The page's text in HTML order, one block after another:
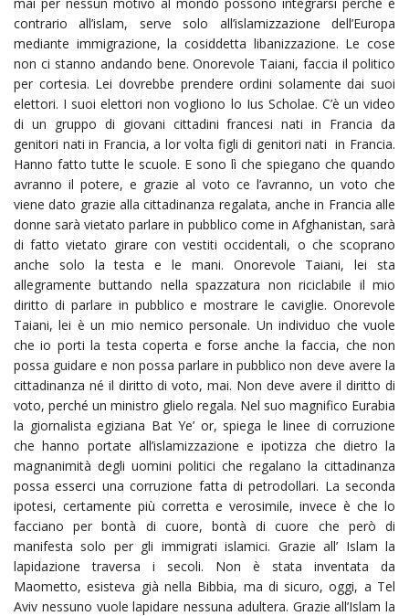
contrario all’islam, serve solo all’islamizzazione dell’Europa
mediante immigrazione, la cosiddetta libanizzazione. Le cose
non ci stanno andando bene. Onorevole Taiani, faccia il politico
per cortesia. Lei dovrebbe prendere ordini solamente dai suoi
elettori. I suoi elettori non vogliono lo Ius Scholae. C’è un video
di un gruppo di giovani cittadini francesi nati in Francia da
genitori nati in Francia, a lor volta figli di genitori nati in Francia.
Hanno fatto tutte le scuole. E sono lì che spiegano che quando
avranno il potere, e grazie al voto ce l’avranno, un voto che
viene dato grazie alla cittadinanza regalata, anche in Francia alle
donne sarà vietato parlare in pubblico come in Afghanistan, sarà
di fatto vietato girare con vestiti occidentali, o che scoprano
anche solo la testa e le mani. Onorevole Taiani, lei sta
allegramente buttando nella spazzatura non riciclabile il mio
diritto di parlare in pubblico e mostrare le caviglie. Onorevole
Taiani, lei è un mio nemico personale. Un individuo che vuole
che io porti la testa coperta e forse anche la faccia, che non
possa guidare e non possa parlare in pubblico non deve avere la
cittadinanza né il diritto di voto, mai. Non deve avere il diritto di
voto, perché un ministro glielo regala. Nel suo magnifico Eurabia
la giornalista egiziana Bat Ye’ or, spiega le linee di corruzione
che hanno portate all’islamizzazione e ipotizza che dietro la
magnanimità degli uomini politici che regalano la cittadinanza
possa esserci una corruzione fatta di petrodollari. La seconda
ipotesi, certamente più corretta e verosimile, invece è che lo
facciano per bontà di cuore, bontà di cuore che però di
manifesta solo per gli immigrati islamici. Grazie all’ Islam la
lapidazione traversa i secoli. Non è stata inventata da
Maometto, esisteva già nella Bibbia, ma di sicuro, oggi, a Tel
Aviv nessuno vuole lapidare nessuna adultera. Grazie all’Islam la